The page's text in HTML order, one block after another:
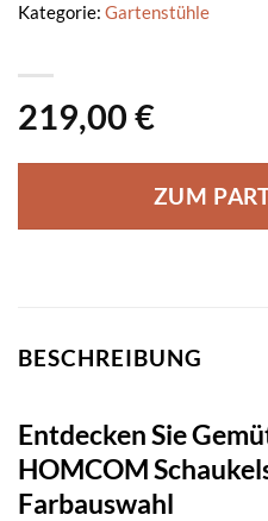
219,00 €
ZUM
Kategorie: Gartenstühle
BESCHREIBUNG
Entdecken Sie
HOMCOM
Farbauswahl